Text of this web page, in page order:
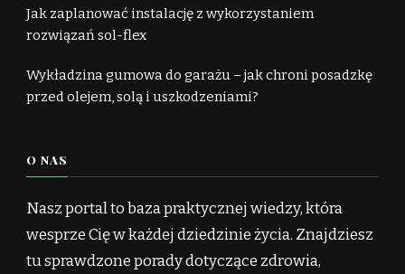
Jak zaplanować instalację z wykorzystaniem
rozwiązań sol-flex
Wykładzina gumowa do garażu – jak chroni posadzkę
przed olejem, solą i uszkodzeniami?
O NAS
Nasz portal to baza praktycznej wiedzy, która
wesprze Cię w każdej dziedzinie życia. Znajdziesz
tu sprawdzone porady dotyczące zdrowia,